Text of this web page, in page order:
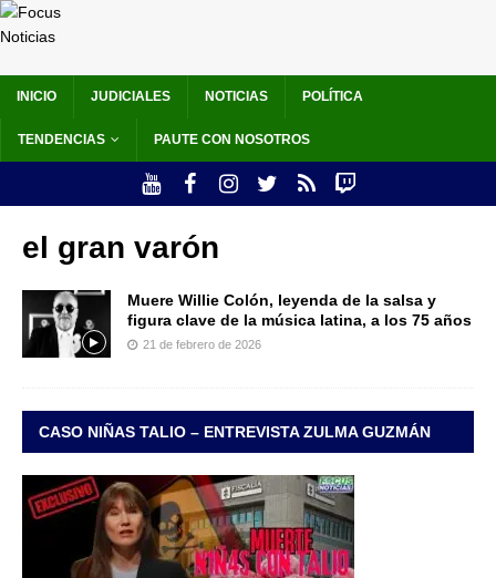
INICIO JUDICIALES NOTICIAS POLÍTICA
TENDENCIAS PAUTE CON NOSOTROS
el gran varón
Muere Willie Colón, leyenda de la salsa y
figura clave de la música latina, a los 75 años
21 de febrero de 2026
CASO NIÑAS TALIO – ENTREVISTA ZULMA GUZMÁN